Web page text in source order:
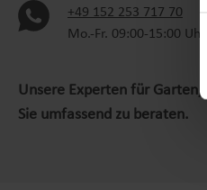
+49 152 253 717 70
Mo.-Fr. 09:00-15:00 Uhr
Unsere Experten für Garten,
Sie umfassend zu beraten.